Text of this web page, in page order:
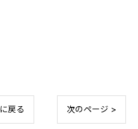
戻る 次のページ >